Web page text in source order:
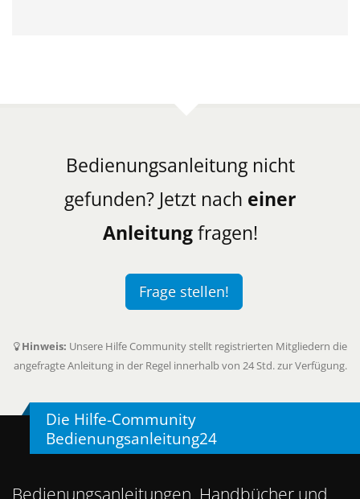
Bedienungsanleitung nicht
gefunden? Jetzt nach einer
Anleitungfragen!
Frage stellen!
Hinweis: Unsere Hilfe Community stellt registrierten Mitgliedern die
angefragte Anleitung in der Regel innerhalb von 24 Std. zur Verfügung.
Die Hilfe-Community
Bedienungsanleitung24
Bedienungsanleitungen, Handbücher und